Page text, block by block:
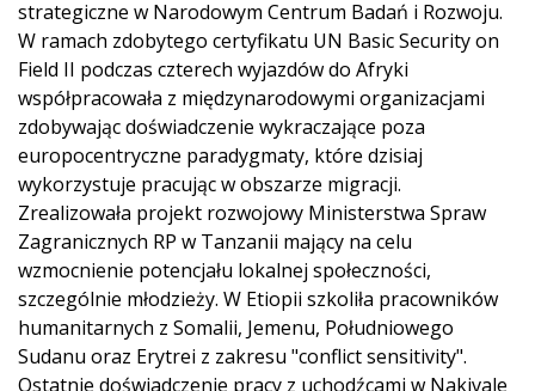
strategiczne w Narodowym Centrum Badań i Rozwoju.
W ramach zdobytego certyfikatu UN Basic Security on
Field II podczas czterech wyjazdów do Afryki
współpracowała z międzynarodowymi organizacjami
zdobywając doświadczenie wykraczające poza
europocentryczne paradygmaty, które dzisiaj
wykorzystuje pracując w obszarze migracji.
Zrealizowała projekt rozwojowy Ministerstwa Spraw
Zagranicznych RP w Tanzanii mający na celu
wzmocnienie potencjału lokalnej społeczności,
szczególnie młodzieży. W Etiopii szkoliła pracowników
humanitarnych z Somalii, Jemenu, Południowego
Sudanu oraz Erytrei z zakresu "conflict sensitivity".
Ostatnie doświadczenie pracy z uchodźcami w Nakivale